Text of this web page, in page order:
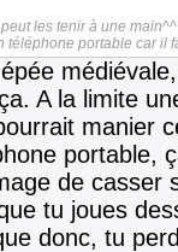
les tenir à une main^^
téléphone portable car il
A la limite
manier
portable,
de casser
tu joues
donc, tu